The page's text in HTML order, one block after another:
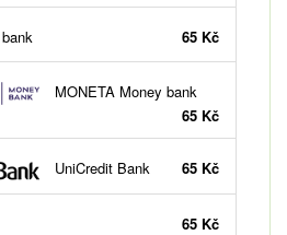
65 Kč
MONETA Money bank
65 Kč
UniCredit Bank 65 Kč
65 Kč